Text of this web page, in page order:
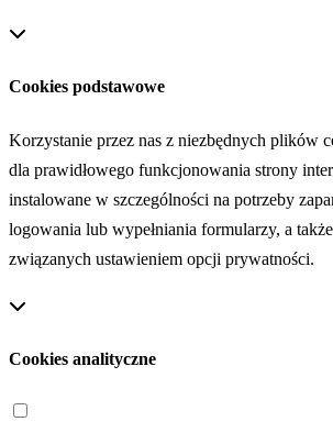
Cookies podstawowe
Korzystanie przez nas z niezbędnych plików
dla prawidłowego funkcjonowania strony
instalowane w szczególności na potrzeby
logowania lub wypełniania formularzy, a
związanych ustawieniem opcji prywatności.
Cookies analityczne